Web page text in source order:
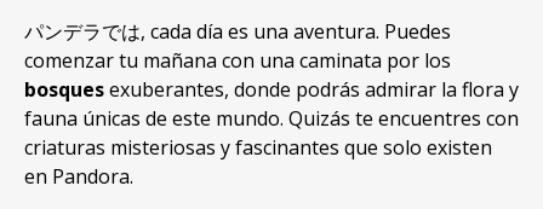
パンデラでは, cada día es una aventura. Puedes
comenzar tu mañana con una caminata por los
bosquesexuberantes, donde podrás admirar la flora y
fauna únicas de este mundo. Quizás te encuentres con
criaturas misteriosas y fascinantes que solo existen
en Pandora.